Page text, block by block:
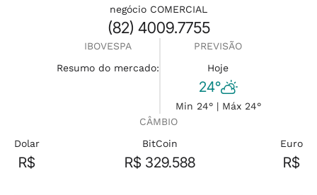
negócio COMERCIAL
(82) 4009.7755
IBOVESPA
Resumo do mercado:
PREVISÃO
Hoje
24°
Min 24° | Máx 24°
CÂMBIO
Dolar
R$
BitCoin
R$ 329.588
Euro
R$